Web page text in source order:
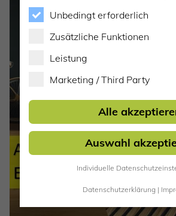
Unbedingt erforderlich
Zusätzliche Funktionen
Leistung
Marketing / Third Party
Alle
Auswahl
Individuelle
Datenschutzerklärung |